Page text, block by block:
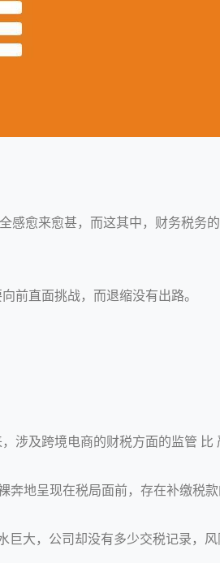
感愈来愈甚，而这其中，财务税务
前直面挑战，而退缩没有出路。
涉及跨境电商的财税方面的监管 比
奔地呈现在税局面前，存在补缴税款
巨大，公司却没有多少交税记录，